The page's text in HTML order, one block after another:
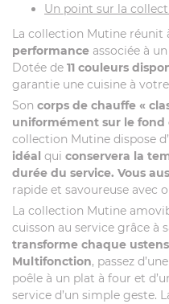
Un point sur la
La collection Mutine réunit
performance associée à un
Dotée de 11 couleurs
garantie une cuisine à
Son corps de chauffe «
uniformément sur le fond
collection Mutine dispose
idéal qui conservera la
durée du service. Vous
rapide et savoureuse avec
La collection Mutine
cuisson au service grâce à
transforme chaque
Multifonction, passez
poêle à un plat à four et
service d’un simple geste.